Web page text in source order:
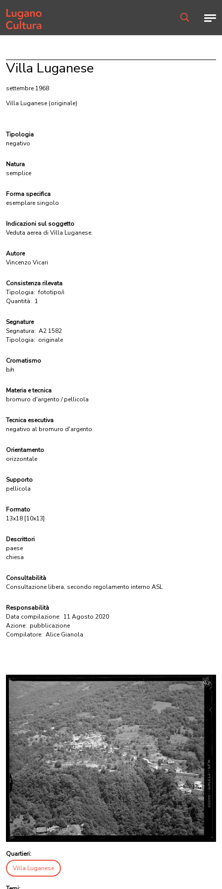
Home page
Villa Luganese
settembre 1968
Villa Luganese (originale)
Tipologia
negativo
Natura
semplice
Forma specifica
esemplare singolo
Indicazioni sul soggetto
Veduta aerea di Villa Luganese.
Autore
Vincenzo Vicari
Consistenza rilevata
Tipologia: fototipo/i
Quantità: 1
Segnature
Segnatura: A2 1582
Tipologia: originale
Cromatismo
b/n
Materia e tecnica
bromuro d'argento / pellicola
Tecnica esecutiva
negativo al bromuro d'argento
Orientamento
orizzontale
Supporto
pellicola
Formato
13x18 [10x13]
Descrittori
paese
chiesa
Consultabilità
Consultazione libera, secondo regolamento interno ASL
Responsabilità
Data compilazione: 11 Agosto 2020
Azione: pubblicazione
Compilatore: Alice Gianola
Quartieri:
Villa Luganese